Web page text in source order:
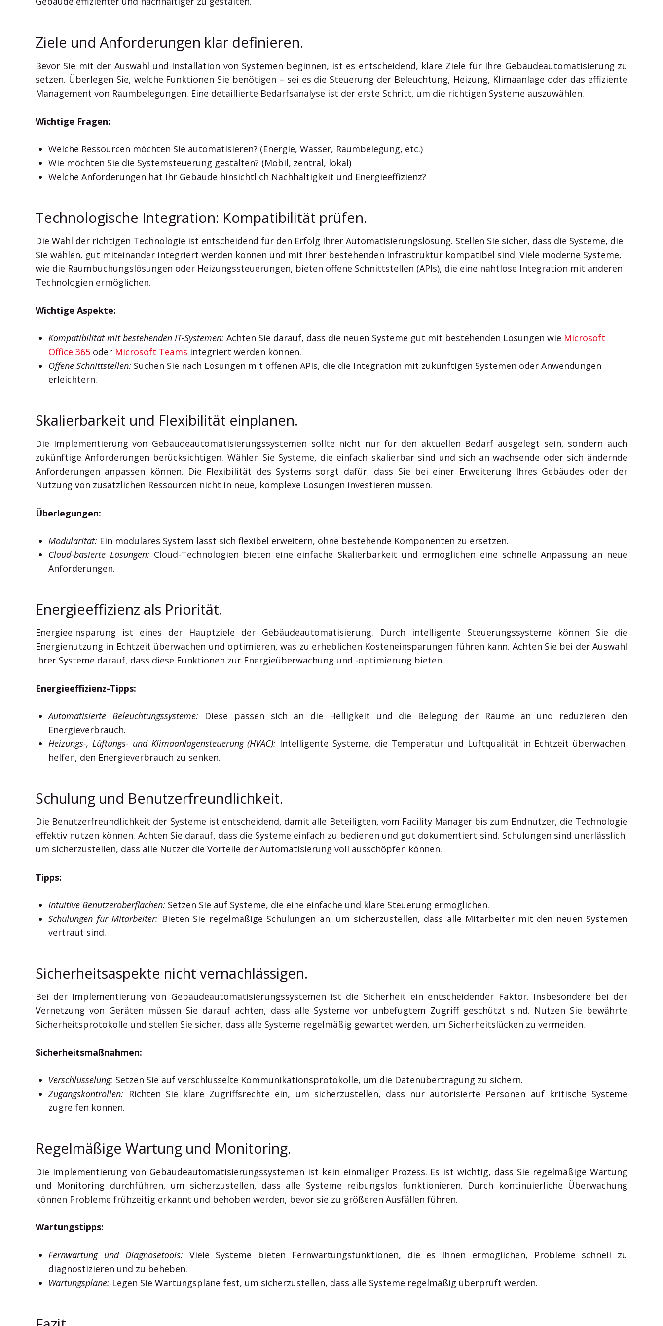
Ziele und Anforderungen klar definieren.
Bevor Sie mit der Auswahl und Installation von Systemen beginnen, ist es entscheidend, klare Ziele für Ihre Gebäudeautomatisierung zu
setzen. Überlegen Sie, welche Funktionen Sie benötigen – sei es die Steuerung der Beleuchtung, Heizung, Klimaanlage oder das effiziente
Management von Raumbelegungen. Eine detaillierte Bedarfsanalyse ist der erste Schritt, um die richtigen Systeme auszuwählen.
Wichtige Fragen:
Welche Ressourcen möchten Sie automatisieren? (Energie, Wasser, Raumbelegung, etc.)
Wie möchten Sie die Systemsteuerung gestalten? (Mobil, zentral, lokal)
Welche Anforderungen hat Ihr Gebäude hinsichtlich Nachhaltigkeit und Energieeffizienz?
Technologische Integration: Kompatibilität prüfen.
Die Wahl der richtigen Technologie ist entscheidend für den Erfolg Ihrer Automatisierungslösung. Stellen Sie sicher, dass die Systeme, die
Sie wählen, gut miteinander integriert werden können und mit Ihrer bestehenden Infrastruktur kompatibel sind. Viele moderne Systeme,
wie die Raumbuchungslösungen oder Heizungssteuerungen, bieten offene Schnittstellen (APIs), die eine nahtlose Integration mit anderen
Technologien ermöglichen.
Wichtige Aspekte:
Kompatibilität mit bestehenden IT-Systemen: Achten Sie darauf, dass die neuen Systeme gut mit bestehenden Lösungen wie Microsoft
Office 365 oder Microsoft Teams integriert werden können.
Offene Schnittstellen: Suchen Sie nach Lösungen mit offenen APIs, die die Integration mit zukünftigen Systemen oder Anwendungen
erleichtern.
Skalierbarkeit und Flexibilität einplanen.
Die Implementierung von Gebäudeautomatisierungssystemen sollte nicht nur für den aktuellen Bedarf ausgelegt sein, sondern auch
zukünftige Anforderungen berücksichtigen. Wählen Sie Systeme, die einfach skalierbar sind und sich an wachsende oder sich ändernde
Anforderungen anpassen können. Die Flexibilität des Systems sorgt dafür, dass Sie bei einer Erweiterung Ihres Gebäudes oder der
Nutzung von zusätzlichen Ressourcen nicht in neue, komplexe Lösungen investieren müssen.
Überlegungen:
Modularität: Ein modulares System lässt sich flexibel erweitern, ohne bestehende Komponenten zu ersetzen.
Cloud-basierte Lösungen: Cloud-Technologien bieten eine einfache Skalierbarkeit und ermöglichen eine schnelle Anpassung an neue
Anforderungen.
Energieeffizienz als Priorität.
Energieeinsparung ist eines der Hauptziele der Gebäudeautomatisierung. Durch intelligente Steuerungssysteme können Sie die
Energienutzung in Echtzeit überwachen und optimieren, was zu erheblichen Kosteneinsparungen führen kann. Achten Sie bei der Auswahl
Ihrer Systeme darauf, dass diese Funktionen zur Energieüberwachung und -optimierung bieten.
Energieeffizienz-Tipps:
Automatisierte Beleuchtungssysteme: Diese passen sich an die Helligkeit und die Belegung der Räume an und reduzieren den
Energieverbrauch.
Heizungs-, Lüftungs- und Klimaanlagensteuerung (HVAC): Intelligente Systeme, die Temperatur und Luftqualität in Echtzeit überwachen,
helfen, den Energieverbrauch zu senken.
Schulung und Benutzerfreundlichkeit.
Die Benutzerfreundlichkeit der Systeme ist entscheidend, damit alle Beteiligten, vom Facility Manager bis zum Endnutzer, die Technologie
effektiv nutzen können. Achten Sie darauf, dass die Systeme einfach zu bedienen und gut dokumentiert sind. Schulungen sind unerlässlich,
um sicherzustellen, dass alle Nutzer die Vorteile der Automatisierung voll ausschöpfen können.
Tipps:
Intuitive Benutzeroberflächen: Setzen Sie auf Systeme, die eine einfache und klare Steuerung ermöglichen.
Schulungen für Mitarbeiter: Bieten Sie regelmäßige Schulungen an, um sicherzustellen, dass alle Mitarbeiter mit den neuen Systemen
vertraut sind.
Sicherheitsaspekte nicht vernachlässigen.
Bei der Implementierung von Gebäudeautomatisierungssystemen ist die Sicherheit ein entscheidender Faktor. Insbesondere bei der
Vernetzung von Geräten müssen Sie darauf achten, dass alle Systeme vor unbefugtem Zugriff geschützt sind. Nutzen Sie bewährte
Sicherheitsprotokolle und stellen Sie sicher, dass alle Systeme regelmäßig gewartet werden, um Sicherheitslücken zu vermeiden.
Sicherheitsmaßnahmen:
Verschlüsselung: Setzen Sie auf verschlüsselte Kommunikationsprotokolle, um die Datenübertragung zu sichern.
Zugangskontrollen: Richten Sie klare Zugriffsrechte ein, um sicherzustellen, dass nur autorisierte Personen auf kritische Systeme
zugreifen können.
Regelmäßige Wartung und Monitoring.
Die Implementierung von Gebäudeautomatisierungssystemen ist kein einmaliger Prozess. Es ist wichtig, dass Sie regelmäßige Wartung
und Monitoring durchführen, um sicherzustellen, dass alle Systeme reibungslos funktionieren. Durch kontinuierliche Überwachung
können Probleme frühzeitig erkannt und behoben werden, bevor sie zu größeren Ausfällen führen.
Wartungstipps:
Fernwartung und Diagnosetools: Viele Systeme bieten Fernwartungsfunktionen, die es Ihnen ermöglichen, Probleme schnell zu
diagnostizieren und zu beheben.
Wartungspläne: Legen Sie Wartungspläne fest, um sicherzustellen, dass alle Systeme regelmäßig überprüft werden.